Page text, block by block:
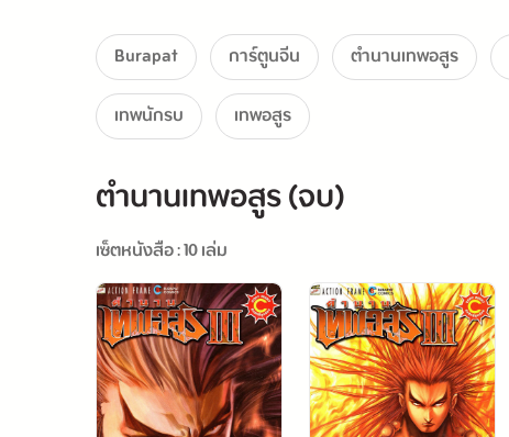
Burapat การ์ตูนจีน ตำนานเทพอสูร
เทพนักรบ
เทพอสูร
ตำนานเทพอสูร (จบ)
เซ็ตหนังสือ : 10 เล่ม